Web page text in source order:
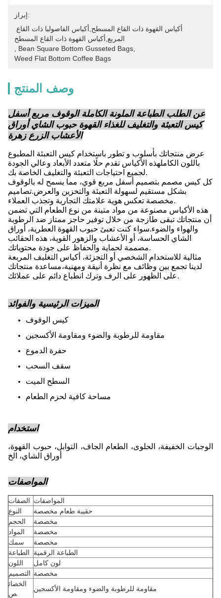
إبراز:
المربع,أكياس القهوة ذات القاع المسطح
Bean Square Bottom Gusseted Bags
Weed Flat Bottom Coffee Bags
وصف المنتج
عن الطلب الطباعة الملونة الكاملة الوقوف مربع أسفل
كيس التعبئة والتغليف للغذاء القهوة حبوب الشاي أوراق
الأعشاب الزرع زهرة
عرض منتجاتك بأسلوب و تطور باستخدام كيس التعبئة المطبوع
باللون الكاملهذه الأكياس تقدم حلًا متعدد الأبعاد وعالي الجودة
لجميع احتياجات التعبئة والتغليف الخاصة بك.
كل كيس مصمم بتصميم أسفل مربع قوي، مما يسمح له بالوقوف
بشكل مستقيم لسهولة التعبئة والتخزين والعرض.تصاميم
مخصصة تعكس هوية علامتك التجارية وتجذب العملاء.
هذه الأكياس مصنوعة من مواد متينة من نوع الطعام التي تضمن
أن منتجاتك تبقى طازجة من خلال توفير حاجز ممتاز ضد الرطوبة
والهواء والضوء.سواء كنت تعبئ حبوب القهوة العطرية، أوراق
الشاي الحساسة، أو الأعشاب والزهور القوية، هذه الحقائب
مصممة لحماية والحفاظ على جودة محتوياتك.
مثالية للاستخدام الشخصي أو التجزئة، أكياس التغليف المربعة
لدينا تجمع بين وظائف مع نظرة أنيقة ومهنية،مساعدة منتجاتك
على الظهور على الرف وترك انطباع دائم على عملائك.
الميزات الرئيسية والفوائد
كيس الوقوف
مقاومة للرطوبة والضوء ومقاومة الأكسجين
حفرة الدموع
سقف السحب
السطح الميت
مساحة كافية لحزم الطعام
استخدام
الوجبات الخفيفة، الحلوى، الطعام الجاف، التوابل، حبوب القهوة،
أوراق الشاي، الخ
المواصفات
الصفات المواصفات
النوع
حقيبة طعام مخصصة
الحجم
مخصصة
المواد
مخصصة
سمك
مخصصة
الطباعة
الطباعة الرقمية
اللون
لون كامل
التصميم مخصصة
الخصائ
ص
مقاومة للرطوبة والضوء ومقاومة الأكسجين